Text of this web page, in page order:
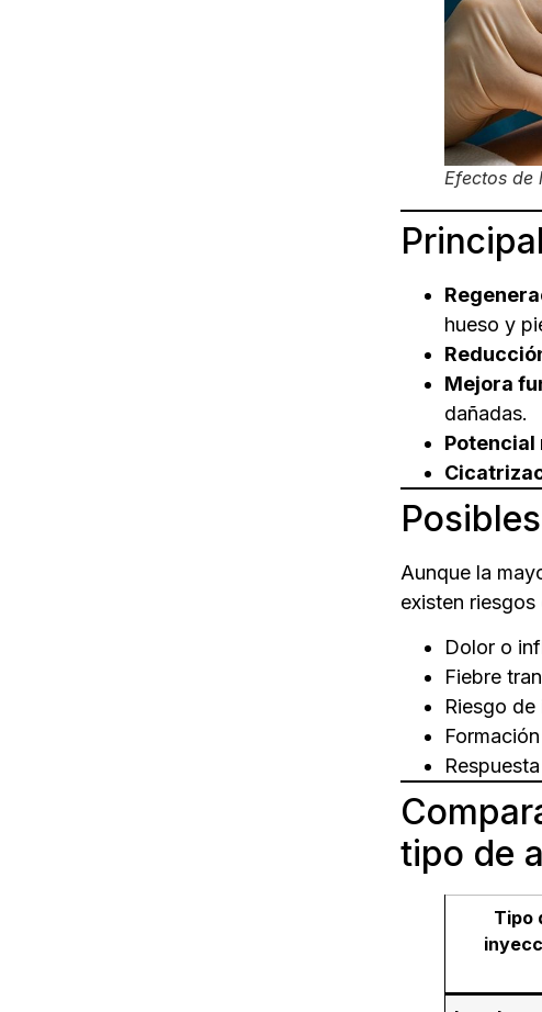
Efectos de
hueso y
Mejora
dañadas.
Aunque la
existen
Dolor o
Fiebre
Riesgo
tipo de
Tipo